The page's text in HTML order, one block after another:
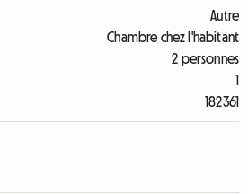
Autre
Chambre chez l'habitant
2 personnes
1
182361